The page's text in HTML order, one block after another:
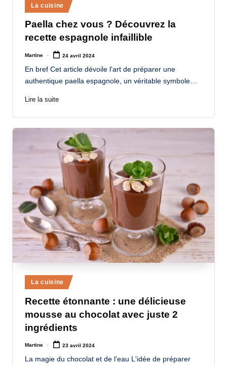
Posted
in
La cuisine
Paella chez vous ? Découvrez la
recette espagnole infaillible
Posted
Martine 24 avril 2024
En bref Cet article dévoile l'art de préparer une
authentique paella espagnole, un véritable symbole…
Lire la suite
Posted
in
La cuisine
Recette étonnante : une délicieuse
mousse au chocolat avec juste 2
ingrédients
Posted
Martine 23 avril 2024
La magie du chocolat et de l'eau L'idée de préparer